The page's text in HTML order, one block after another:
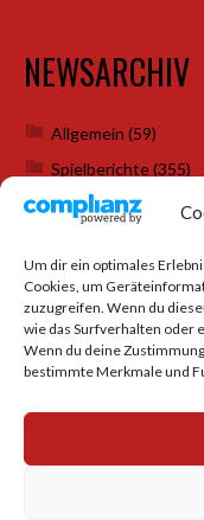
Um dir ein optimales
Cookies, um
zuzugreifen. Wenn du
wie das Surfverhalten oder
Wenn du deine
bestimmte Merkmale und
NEWSARCHIV
Allgemein (59)
Spielberichte(355)
Weihnachtsfeiern(7)
SOCIAL MEDIA